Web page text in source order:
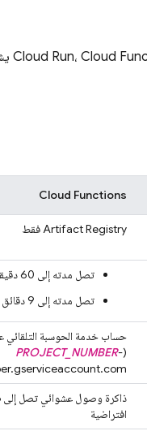
Cloud Run، Cloud
Cloud Functions
Artifact Registryفقط
تصل مدته إلى 60 دقيقة للدوال التي يتم تشغيلها باستخدام HTTP
تصل مدته إلى 9 دقائق للدوال التي يتم تشغيلها باستخدام الأحداث
(
PROJECT_NUMBER-
افتراضية